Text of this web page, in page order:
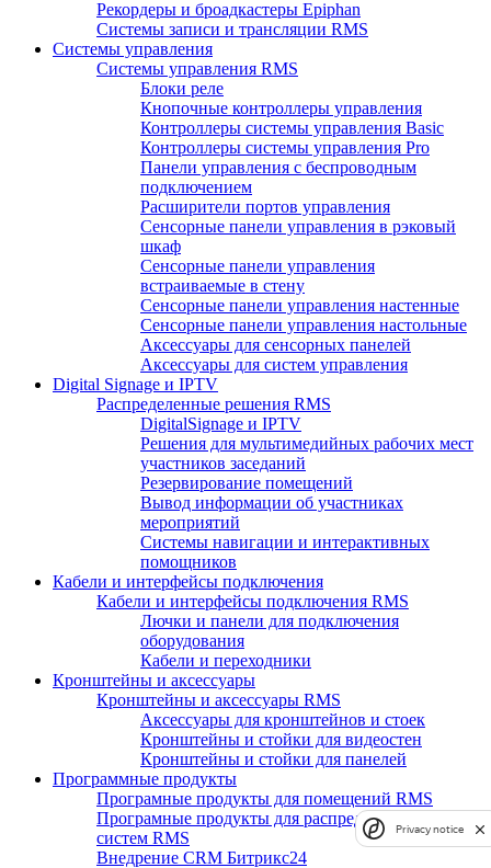
Рекордеры и броадкастеры Epiphan
Системы записи и трансляции RMS
Системы управления
Системы управления RMS
Блоки реле
Кнопочные контроллеры управления
Контроллеры системы управления Basic
Контроллеры системы управления Pro
Панели управления с беспроводным
подключением
Расширители портов управления
Сенсорные панели управления в рэковый
шкаф
Сенсорные панели управления
встраиваемые в стену
Сенсорные панели управления настенные
Сенсорные панели управления настольные
Аксессуары для сенсорных панелей
Аксессуары для систем управления
Digital Signage и IPTV
Распределенные решения RMS
DigitalSignage и IPTV
Решения для мультимедийных рабочих мест
участников заседаний
Резервирование помещений
Вывод информации об участниках
мероприятий
Системы навигации и интерактивных
помощников
Кабели и интерфейсы подключения
Кабели и интерфейсы подключения RMS
Лючки и панели для подключения
оборудования
Кабели и переходники
Кронштейны и аксессуары
Кронштейны и аксессуары RMS
Аксессуары для кронштейнов и стоек
Кронштейны и стойки для видеостен
Кронштейны и стойки для панелей
Программные продукты
Програмные продукты для помещений RMS
Програмные продукты для распределенных
систем RMS
Внедрение CRM Битрикс24
Privacy notice